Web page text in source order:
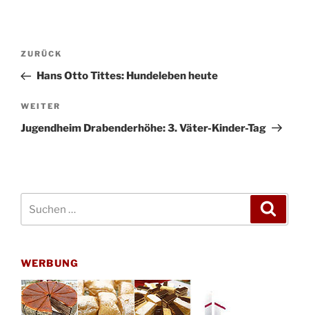
Beitragsnavigation
Vorheriger
Beitrag
ZURÜCK
Hans Otto Tittes: Hundeleben heute
Nächster
Beitrag
WEITER
Jugendheim Drabenderhöhe: 3. Väter-Kinder-Tag
WERBUNG